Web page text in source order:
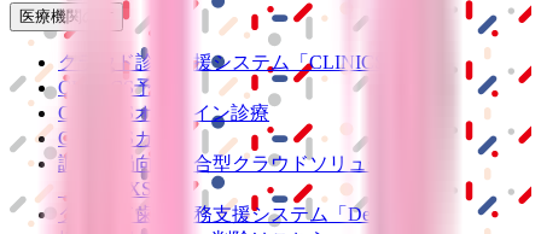
医療機関の方
クラウド診療 支援システム
「CLINICS」
CLINICS予約
CLINICSオンライン診療
CLINICSカルテ
調剤薬局向け統合型クラウドソリューション
「MEDIXS」
クラウド歯科業務支援システム
「Dentis」